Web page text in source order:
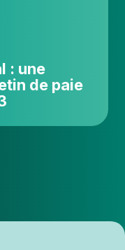
: une
de paie